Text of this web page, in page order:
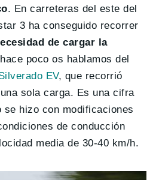
. En carreteras del este del
3 ha conseguido recorrer
de cargar la
poco os hablamos del
EV, que recorrió
sola carga. Es una cifra
hizo con modificaciones
de conducción
media de 30-40 km/h.